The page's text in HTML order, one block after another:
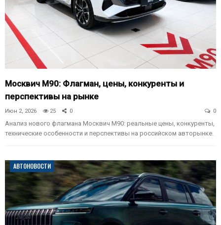
Москвич М90: Флагман, цены, конкуренты и
перспективы на рынке
Июн 2, 2026 25 0 0
Анализ нового флагмана Москвич М90: реальные цены, конкуренты,
технические особенности и перспективы на российском авторынке.
АВТОНОВОСТИ